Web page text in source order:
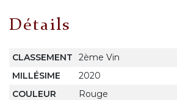
Détails
CLASSEMENT
2ème Vin
MILLÉSIME
2020
COULEUR
Rouge